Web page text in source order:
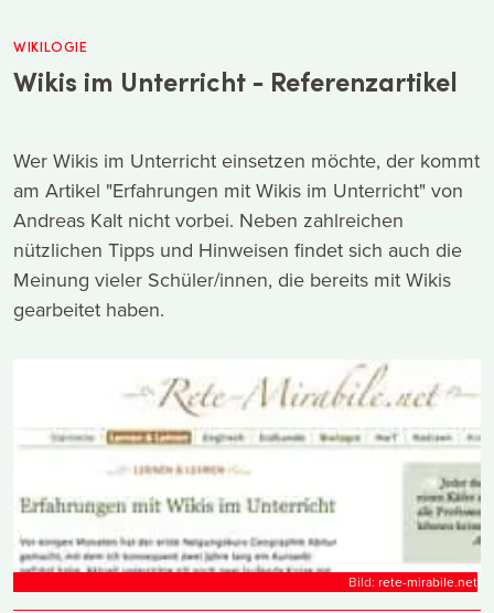
WIKILOGIE
Wikis im Unterricht - Referenzartikel
Wer Wikis im Unterricht einsetzen möchte, der kommt
am Artikel "Erfahrungen mit Wikis im Unterricht" von
Andreas Kalt nicht vorbei. Neben zahlreichen
nützlichen Tipps und Hinweisen findet sich auch die
Meinung vieler Schüler/innen, die bereits mit Wikis
gearbeitet haben.
Bild: rete-mirabile.net